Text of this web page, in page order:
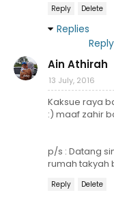
Reply Delete
Replies
Reply
Ain Athirah
13 July, 2016
Kaksue raya
:) maaf zahir
p/s : Datang
rumah takyah
Reply Delete